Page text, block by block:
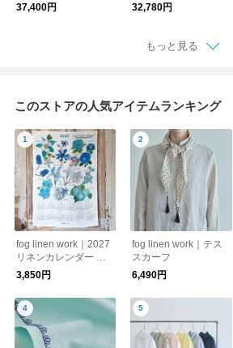
37,400円
32,780円
もっと見る
このストアの人気アイテムランキング
fog linen work｜2027
リネンカレンダー イ
ザベルボワノ fog lin
en work フォグリネ
ンワーク
3,850円
fog linen work｜テス
スカーフ
6,490円